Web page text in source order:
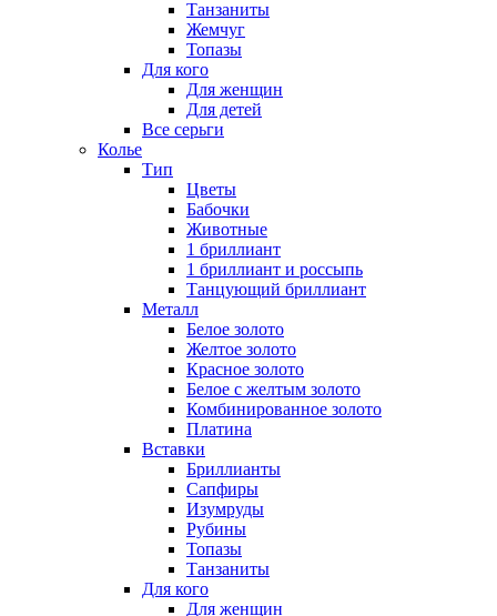
Танзаниты
Жемчуг
Топазы
Для кого
Для женщин
Для детей
Все серьги
Колье
Тип
Цветы
Бабочки
Животные
1 бриллиант
1 бриллиант и россыпь
Танцующий бриллиант
Металл
Белое золото
Желтое золото
Красное золото
Белое с желтым золото
Комбинированное золото
Платина
Вставки
Бриллианты
Сапфиры
Изумруды
Рубины
Топазы
Танзаниты
Для кого
Для женщин